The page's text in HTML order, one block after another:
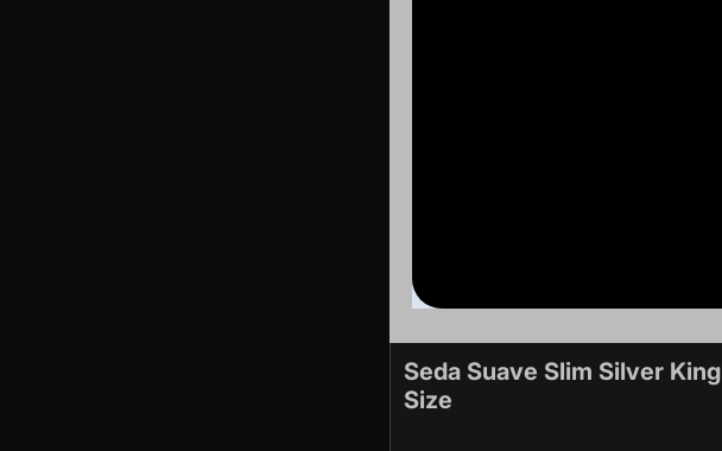
Seda Suave Slim Silver King
Size